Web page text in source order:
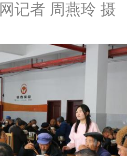
记者 周燕玲 摄